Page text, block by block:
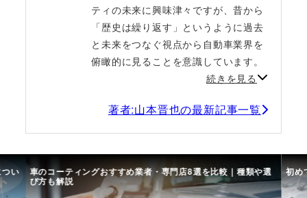
ティの未来に興味津々ですが、昔から
「歴史は繰り返す」というように過去
と未来をつなぐ視点から自動車業界を
俯瞰的に見ることを意識しています。
続きを見る
著者:山本晋也の最新記事一覧
い 車のコーティングおすすめ業者・専門店8選を比較｜種類や選
び方も解説
初め